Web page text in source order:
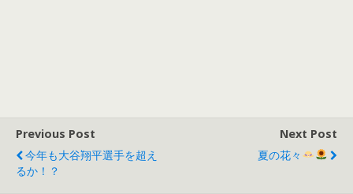
Previous Post
今年も大谷翔平選手を超え
るか！？
Next Post
夏の花々